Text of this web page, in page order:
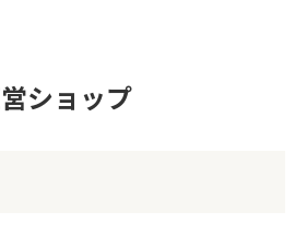
ショップ